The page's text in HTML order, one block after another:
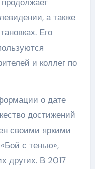
а также
Его
и коллег по
о дате
достижений
своими яркими
с тенью»,
других. В 2017